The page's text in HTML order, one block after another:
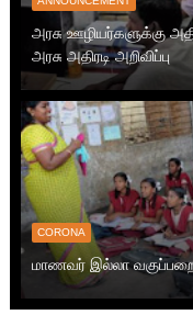
அரசு ஊழியர்களுக்கு
அரசு அதிரடி அறிவிப்பு
CORONA
மாணவர் இல்லா